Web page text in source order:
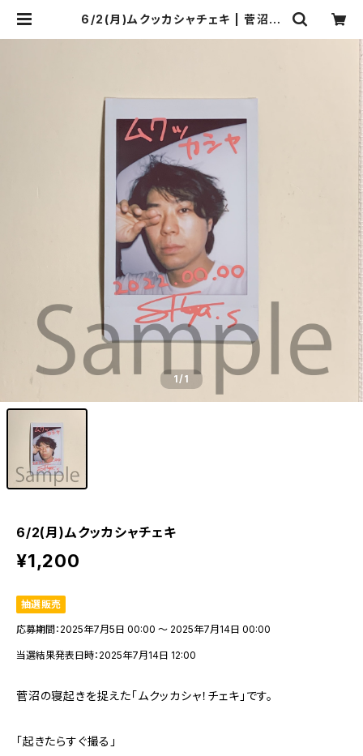
6/2(月)ムクッカシャチェキ | 菅沼商
1/1
6/2(月)ムクッカシャチェキ
¥1,200
抽選販売
応募期間：2025年7月5日 00:00 〜 2025年7月14日 00:00
当選結果発表日時：2025年7月14日 12:00
菅沼の寝起きを捉えた「ムクッカシャ！チェキ」です。
「起きたらすぐ撮る」